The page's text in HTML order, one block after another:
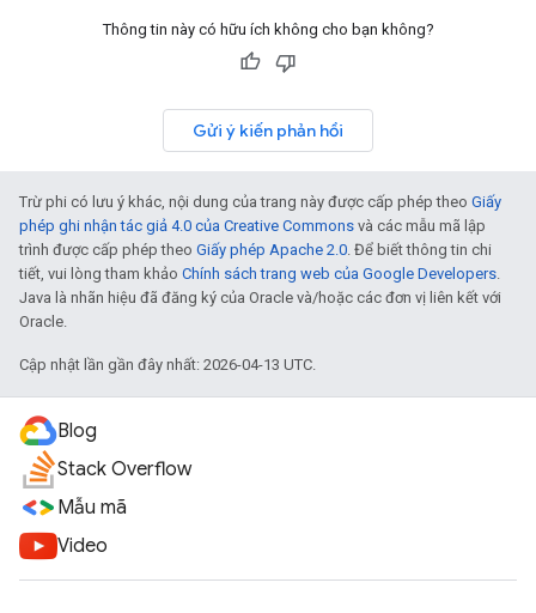
Thông tin này có hữu ích không cho bạn không?
Gửi ý kiến phản hồi
Trừ phi có lưu ý khác, nội dung của trang này được cấp phép theo Giấy
phép ghi nhận tác giả 4.0 của Creative Commons và các mẫu mã lập
trình được cấp phép theo Giấy phép Apache 2.0. Để biết thông tin chi
tiết, vui lòng tham khảo Chính sách trang web của Google Developers.
Java là nhãn hiệu đã đăng ký của Oracle và/hoặc các đơn vị liên kết với
Oracle.
Cập nhật lần gần đây nhất: 2026-04-13 UTC.
Blog
Stack Overflow
Mẫu mã
Video